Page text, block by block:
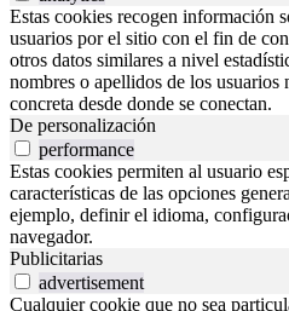
Estas cookies recogen información
usuarios por el sitio con el fin de
otros datos similares a nivel
nombres o apellidos de los usuarios
concreta desde donde se conectan.
De personalización
performance
Estas cookies permiten al usuario
características de las opciones
ejemplo, definir el idioma,
navegador.
Publicitarias
advertisement
Cualquier cookie que no sea